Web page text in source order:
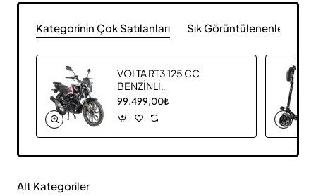
Kategorinin Çok Satılanları Sık Görüntülenenler
VOLTA RT3 125 CC
BENZİNLİ
MOTOSİKLET
99.499,00₺
Alt Kategoriler